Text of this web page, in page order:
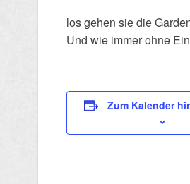
los gehen sie die
Und wie immer ohne
Zum Kalender